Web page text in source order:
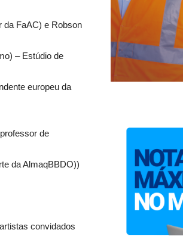
da FaAC) e Robson
– Estúdio de
europeu da
de
da AlmaqBBDO))
convidados